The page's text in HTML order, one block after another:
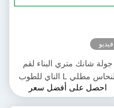
فيديو
جولة شانك متري البناء لقم
النحاس مطلي L الناي للطوب
ملموسة
احصل على أفضل سعر